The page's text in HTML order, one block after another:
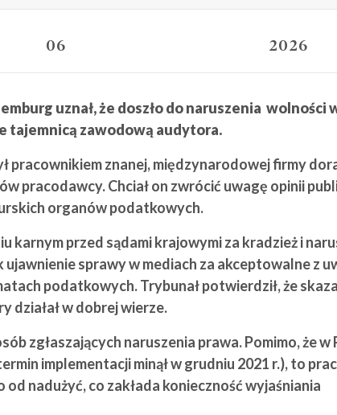
06 2026
uznał, że doszło do naruszenia wolności
tajemnicą zawodową audytora.
pracownikiem znanej, międzynarodowej firmy
pracodawcy. Chciał on zwrócić uwagę opinii
organów podatkowych.
karnym przed sądami krajowymi za kradzież i
sprawy w mediach za akceptowalne z
podatkowych. Trybunał potwierdził, że
działał w dobrej wierze.
zgłaszających naruszenia prawa. Pomimo, że w
implementacji minął w grudniu 2021 r.), to
nadużyć, co zakłada konieczność wyjaśniania